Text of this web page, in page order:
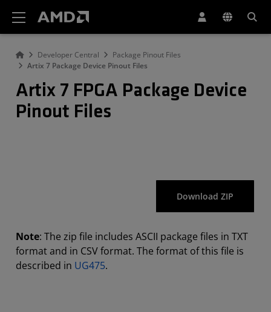
Developer Central
Package Pinout Files
Artix 7 Package Device Pinout Files
Artix 7 FPGA Package Device
Pinout Files
Download ZIP
Note: The zip file includes ASCII package files in TXT
format and in CSV format. The format of this file is
described in UG475.